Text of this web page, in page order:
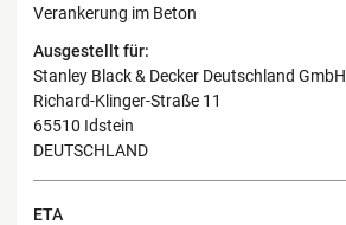
Verankerung im Beton
Ausgestellt für:
Stanley Black & Decker Deutschland GmbH
Richard-Klinger-Straße 11
65510 Idstein
DEUTSCHLAND
ETA